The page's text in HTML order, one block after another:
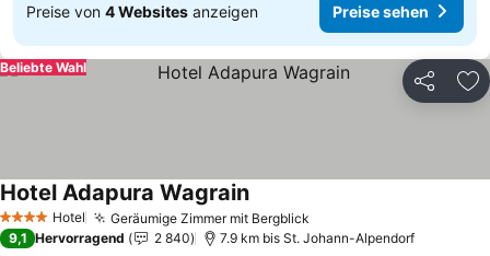
Preise von 4 Websites anzeigen Preise sehen
Teilen
Beliebte Wahl
4 Sterne Hotel Geräumige Zimmer mit Bergblick
Hotel Adapura Wagrain
9,1 Hervorragend 2 840 7.9 km bis St. Johann-Alpendorf